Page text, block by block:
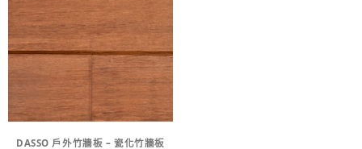
DASSO 戶外竹牆板 – 瓷化竹牆板